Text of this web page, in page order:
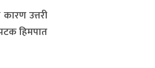
उत्तरी
हिमपात